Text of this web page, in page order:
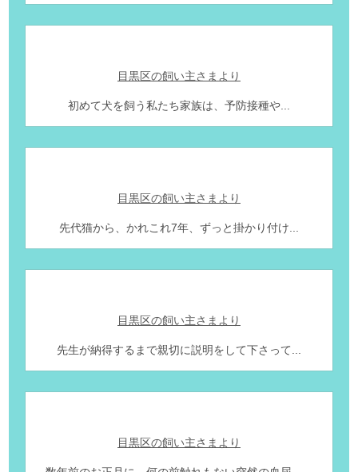
目黒区の飼い主さまより
初めて犬を飼う私たち家族は、予防接種や...
目黒区の飼い主さまより
先代猫から、かれこれ7年、ずっと掛かり付け...
目黒区の飼い主さまより
先生が納得するまで親切に説明をして下さって...
目黒区の飼い主さまより